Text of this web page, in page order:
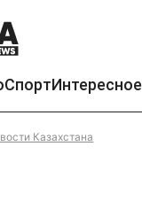
СпортИнтересное
Казахстана